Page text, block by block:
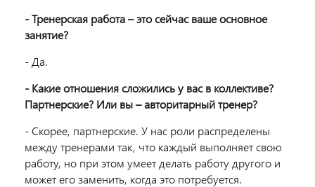
- Тренерская работа – это сейчас ваше основное
занятие?
- Да.
- Какие отношения сложились у вас в коллективе?
Партнерские? Или вы – авторитарный тренер?
- Скорее, партнерские. У нас роли распределены
между тренерами так, что каждый выполняет свою
работу, но при этом умеет делать работу другого и
может его заменить, когда это потребуется.